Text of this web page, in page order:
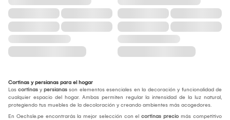
Cortinas y persianas para el hogar
Las cortinas y persianas son elementos esenciales en la decoración y funcionalidad de
cualquier espacio del hogar. Ambas permiten regular la intensidad de la luz natural,
protegiendo tus muebles de la decoloración y creando ambientes más acogedores.
En Oechsle.pe encontrarás la mejor selección con el cortinas precio más competitivo